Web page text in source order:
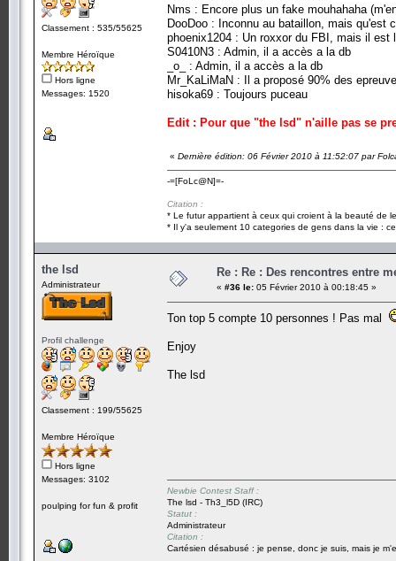
Classement : 535/55625
Membre Héroïque
Hors ligne
Messages: 1520
Nms : Encore plus un fake mouhahaha
DooDoo : Inconnu au bataillon, mais qu'est
phoenix1204 : Un roxxor du FBI, mais il
S0410N3 : Admin, il a accès a la db
_o_ : Admin, il a accès a la db
Mr_KaLiMaN : Il a proposé 90% des
hisoka69 : Toujours puceau
Edit : Pour que "the lsd" n'aille pas se
« Dernière édition: 06 Février 2010 à 11:52:07 par
-=[FoLc@N]=-
Citation :
* Le futur appartient à ceux qui croient à la beauté de
* Il y'a seulement 10 categories de gens dans la vie :
the lsd
Administrateur
Profil challenge
Classement : 199/55625
Membre Héroïque
Hors ligne
Messages: 3102
poulping for fun & profit
Re : Re : Des rencontres entre
« #36 le: 05 Février 2010 à 00:18:45 »
Ton top 5 compte 10 personnes ! Pas mal
Enjoy
The lsd
Newbie Contest Staff :
The lsd - Th3_l5D (IRC)
Statut :
Administrateur
Citation :
Cartésien désabusé : je pense, donc je suis, mais je